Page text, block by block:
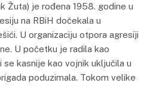
Žuta) je rođena 1958. godine u
na RBiH dočekala u
U organizaciju otpora agresiji
U početku je radila kao
se kasnije kao vojnik uključila u
poduzimala. Tokom velike